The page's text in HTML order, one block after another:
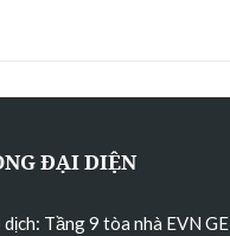
ĐẠI DIỆN
Tầng 9 tòa nhà EVN